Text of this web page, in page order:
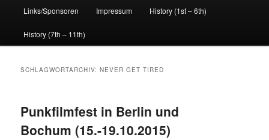
Links/Sponsoren Impressum History (1st – 6th)
History (7th – 11th)
SCHLAGWORTARCHIV:NEVER GET TIRED
Punkfilmfest in Berlin und
Bochum (15.-19.10.2015)